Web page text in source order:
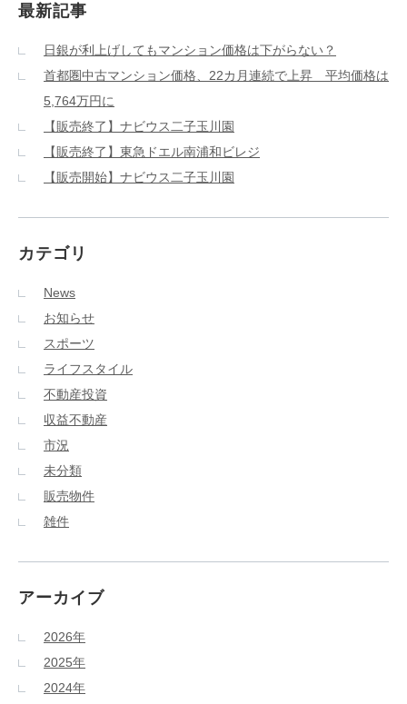
最新記事
日銀が利上げしてもマンション価格は下がらない？
首都圏中古マンション価格、22カ月連続で上昇 平均価格は
5,764万円に
【販売終了】ナビウス二子玉川園
【販売終了】東急ドエル南浦和ビレジ
【販売開始】ナビウス二子玉川園
カテゴリ
News
お知らせ
スポーツ
ライフスタイル
不動産投資
収益不動産
市況
未分類
販売物件
雑件
アーカイブ
2026年
2025年
2024年